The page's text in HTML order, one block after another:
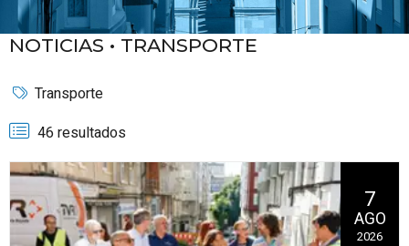
NOTICIAS • TRANSPORTE
Transporte
46 resultados
7
AGO
2026